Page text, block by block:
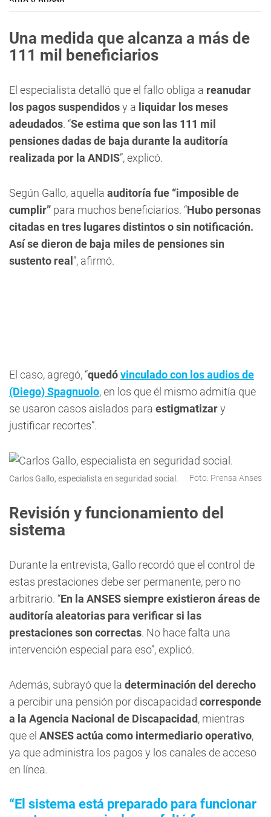
Una medida que alcanza a más de
111 mil beneficiarios
El especialista detalló que el fallo obliga a reanudar
los pagos suspendidosy a liquidar los meses
adeudados. “Se estima que son las 111 mil
pensiones dadas de baja durante la auditoría
realizada por la ANDIS”, explicó.
Según Gallo, aquella auditoría fue “imposible de
cumplir” para muchos beneficiarios. “Hubo personas
citadas en tres lugares distintos o sin notificación.
Así se dieron de baja miles de pensiones sin
sustento real ”, afirmó.
El caso, agregó, “quedóvinculado con los audios de
(Diego) Spagnuolo, en los que él mismo admitía que
se usaron casos aislados para estigmatizary
justificar recortes”.
Carlos Gallo, especialista en seguridad social. Foto: Prensa Anses
Revisión y funcionamiento del
sistema
Durante la entrevista, Gallo recordó que el control de
estas prestaciones debe ser permanente, pero no
arbitrario. “En la ANSES siempre existieron áreas de
auditoría aleatorias para verificar si las
prestaciones son correctas. No hace falta una
intervención especial para eso”, explicó.
Además, subrayó que la determinación del derecho
a percibir una pensión por discapacidad corresponde
a la Agencia Nacional de Discapacidad, mientras
que el ANSES actúa como intermediario operativo,
ya que administra los pagos y los canales de acceso
en línea.
“El sistema está preparado para funcionar